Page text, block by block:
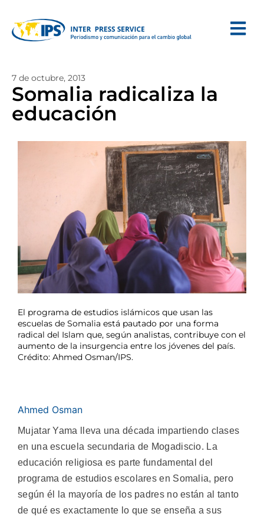
7 de octubre, 2013
Somalia radicaliza la
educación
El programa de estudios islámicos que usan las
escuelas de Somalia está pautado por una forma
radical del Islam que, según analistas, contribuye con el
aumento de la insurgencia entre los jóvenes del país.
Crédito: Ahmed Osman/IPS.
Ahmed Osman
Mujatar Yama lleva una década impartiendo clases
en una escuela secundaria de Mogadiscio. La
educación religiosa es parte fundamental del
programa de estudios escolares en Somalia, pero
según él la mayoría de los padres no están al tanto
de qué es exactamente lo que se enseña a sus